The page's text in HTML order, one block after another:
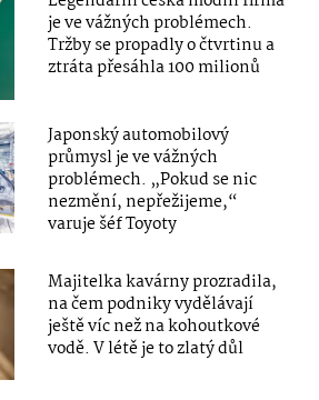
je ve vážných problémech.
Tržby se propadly o čtvrtinu a
ztráta přesáhla 100 milionů
Japonský automobilový
průmysl je ve vážných
problémech. „Pokud se nic
nezmění, nepřežijeme,“
varuje šéf Toyoty
Majitelka kavárny prozradila,
na čem podniky vydělávají
ještě víc než na kohoutkové
vodě. V létě je to zlatý důl